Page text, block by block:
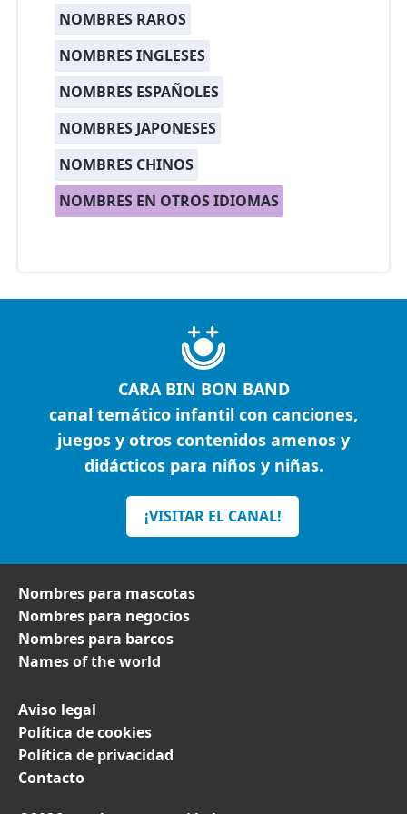
NOMBRES RAROS
NOMBRES INGLESES
NOMBRES ESPAÑOLES
NOMBRES JAPONESES
NOMBRES CHINOS
NOMBRES EN OTROS IDIOMAS
CARA BIN BON BAND
canal temático infantil con canciones,
juegos y otros contenidos amenos y
didácticos para niños y niñas.
¡VISITAR EL CANAL!
Nombres para mascotas
Nombres para negocios
Nombres para barcos
Names of the world
Aviso legal
Política de cookies
Política de privacidad
Contacto